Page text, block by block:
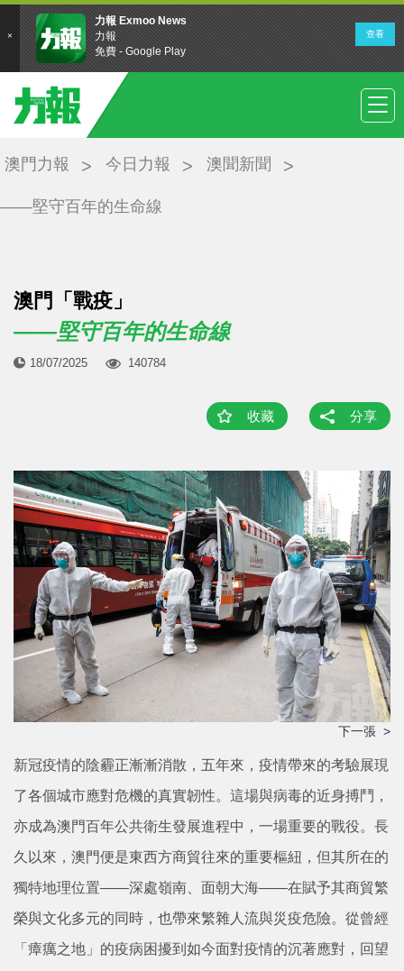
澳門力報 今日力報 澳聞新聞
——堅守百年的生命線
澳門「戰疫」
——堅守百年的生命線
18/07/2025 140784
收藏 分享
下一張 >
新冠疫情的陰霾正漸漸消散，五年來，疫情帶來的考驗展現
了各個城市應對危機的真實韌性。這場與病毒的近身搏鬥，
亦成為澳門百年公共衛生發展進程中，一場重要的戰役。長
久以來，澳門便是東西方商貿往來的重要樞紐，但其所在的
獨特地理位置——深處嶺南、面朝大海——在賦予其商貿繁
榮與文化多元的同時，也帶來繁雜人流與災疫危險。從曾經
「瘴癘之地」的疫病困擾到如今面對疫情的沉著應對，回望